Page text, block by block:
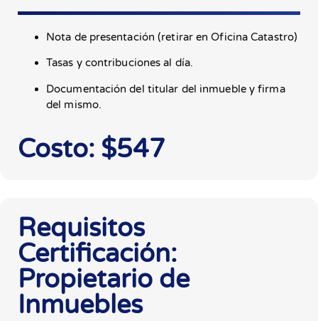
Nota de presentación (retirar en Oficina Catastro)
Tasas y contribuciones al día.
Documentación del titular del inmueble y firma
del mismo.
Costo: $547
Requisitos
Certificación:
Propietario de
Inmuebles